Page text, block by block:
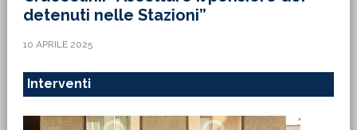
detenuti nelle Stazioni”
10 APRILE 2025
Interventi